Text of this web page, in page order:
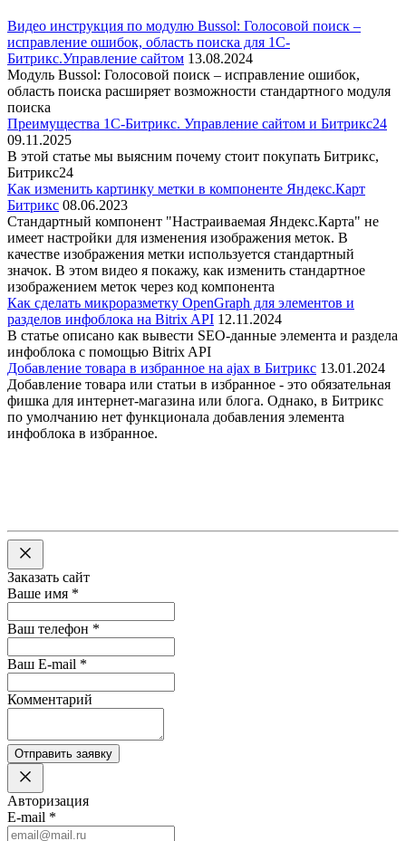
Видео инструкция по модулю Bussol: Голосовой поиск –
исправление ошибок, область поиска для 1С-
Битрикс.Управление сайтом 13.08.2024
Модуль Bussol: Голосовой поиск – исправление ошибок,
область поиска расширяет возможности стандартного модуля
поиска
Преимущества 1C-Битрикс. Управление сайтом и Битрикс24
09.11.2025
В этой статье мы выясним почему стоит покупать Битрикс,
Битрикс24
Как изменить картинку метки в компоненте Яндекс.Карт
Битрикс 08.06.2023
Стандартный компонент "Настраиваемая Яндекс.Карта" не
имеет настройки для изменения изображения меток. В
качестве изображения метки используется стандартный
значок. В этом видео я покажу, как изменить стандартное
изображением меток через код компонента
Как сделать микроразметку OpenGraph для элементов и
разделов инфоблока на Bitrix API 12.11.2024
В статье описано как вывести SEO-данные элемента и раздела
инфоблока с помощью Bitrix API
Добавление товара в избранное на ajax в Битрикс 13.01.2024
Добавление товара или статьи в избранное - это обязательная
фишка для интернет-магазина или блога. Однако, в Битрикс
по умолчанию нет функционала добавления элемента
инфоблока в избранное.
Заказать сайт
Ваше имя *
Ваш телефон *
Ваш E-mail *
Комментарий
Отправить заявку
Авторизация
E-mail *